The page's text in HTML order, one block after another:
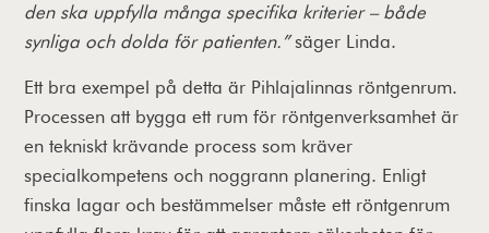
den ska uppfylla många specifika kriterier – både
synliga och dolda för patienten.”säger Linda.
Ett bra exempel på detta är Pihlajalinnas röntgenrum.
Processen att bygga ett rum för röntgenverksamhet är
en tekniskt krävande process som kräver
specialkompetens och noggrann planering. Enligt
finska lagar och bestämmelser måste ett röntgenrum